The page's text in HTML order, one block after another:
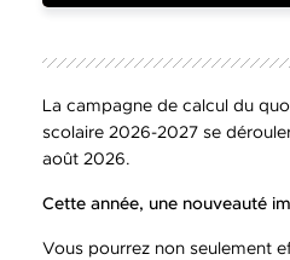
La campagne de calcul du
scolaire 2026-2027 se
août 2026.
Cette année, une nouveauté
Vous pourrez non seulement